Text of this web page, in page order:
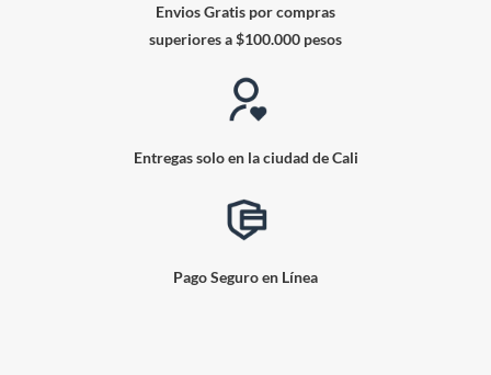
Envios Gratis por compras
superiores a $100.000 pesos
Entregas solo en la ciudad de Cali
Pago Seguro en Línea